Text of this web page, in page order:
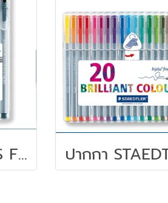
ปากกา TRIPLUS FINELINER STAEDTLER ชุด 10 สี